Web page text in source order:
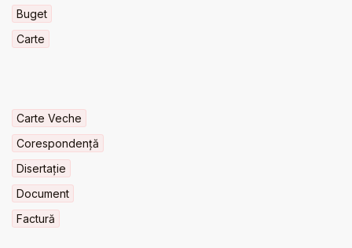
Buget
Carte
Carte Veche
Corespondență
Disertație
Document
Factură